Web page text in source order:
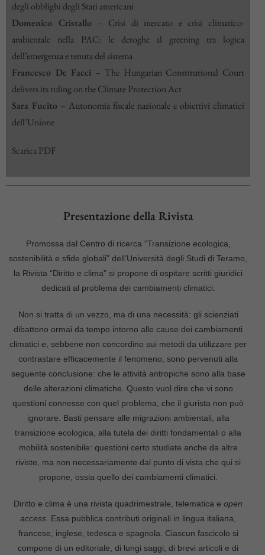
degli obblighi degli Stati americani
Domenico Cristallo– Crisi di mercato e crisi climatico-
ambientale nella PAC: le deroghe al greening tra logica
dell’emergenza e tenuta del sistema
Francesco De Facci – The Hungarian Constitutional Court
delivers its ruling on the Climate Protection Act
Sara Fucito – Autonomia fiscale nazionale e obiettivi climatici
dell’Unione
ScaricaPDF
Presentazione della Rivista
Promossa dal Centro di ricerca “Transizione ecologica,
sostenibilità e sfide globali” dell’Università degli Studi di Teramo,
la Rivista “Diritto e clima” si propone di ospitare scritti giuridici
dedicati al problema dei cambiamenti climatici.
Non si tratta di un vezzo, ma di una necessità: gli scienziati
dibattono ormai da tempo intorno alle cause dei cambiamenti
climatici e, sebbene non concordino sui metodi da utilizzare per
contrastare efficacemente il fenomeno, sono pervenuti alla
seguente conclusione: che le attività antropiche sono alla base
delle alterazioni climatiche. Questo vuol dire che vi sono
questioni connesse con quel problema, che il giurista non può
ignorare. Basti pensare alle migrazioni ambientali, alla
transizione ecologica, alla tutela dei diritti fondamentali o alla
mobilità sostenibile: questioni certo studiate anche da altre
riviste, ma non necessariamente dal punto di vista che qui si
propone, ossia quello dei cambiamenti climatici.
Diritto e clima è una rivista quadrimestrale, telematica e open
access . Essa pubblica contributi originali in lingua italiana,
francese, inglese, tedesca e spagnola . Ciascun fascicolo si
compone di un editoriale, di lungi saggi, di brevi articoli e di